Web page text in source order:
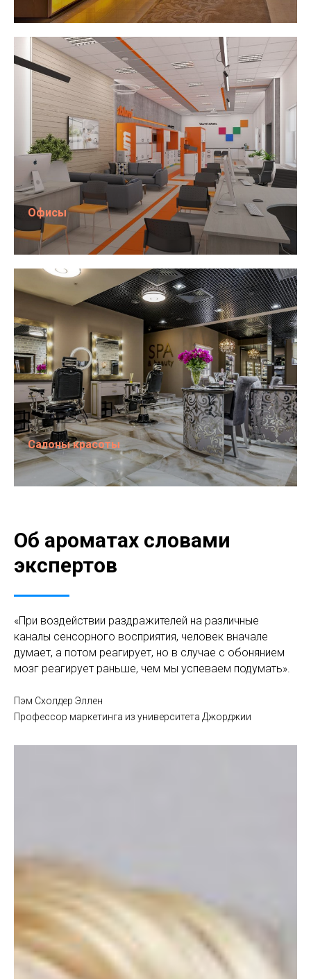
Офисы
Салоны красоты
Об ароматах словами
экспертов
«При воздействии раздражителей на различные
каналы сенсорного восприятия, человек вначале
думает, а потом реагирует, но в случае с обонянием
мозг реагирует раньше, чем мы успеваем подумать».
Пэм Схолдер Эллен
Профессор маркетинга из университета Джорджии